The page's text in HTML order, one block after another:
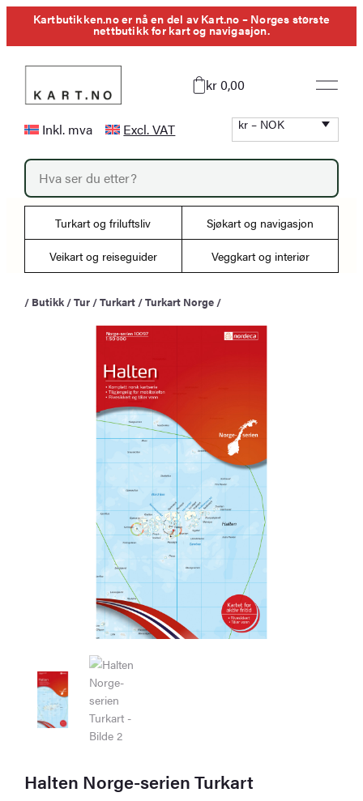
HoppKartbutikken.no er nå en del av Kart.no – Norges største
nettbutikk for kart og navigasjon.
kr 0,00
Inkl. mva Excl. VAT kr – NOK
P
o
d
t
r
Turkart og friluftsliv Sjøkart og navigasjon
Veikart og reiseguider Veggkart og interiør
/ Butikk /Tur /Turkart /Turkart Norge /
Halten Norge-serien Turkart